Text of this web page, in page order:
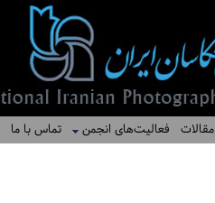
مقالات فعالیت‌های انجمن تماس با ما